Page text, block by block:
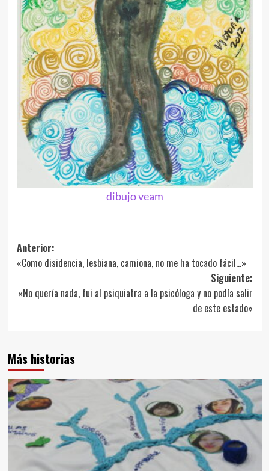
dibujo veam
Navegación
de
entradas
Anterior:
«Como disidencia, lesbiana, camiona, no me ha tocado fácil…»
Siguiente:
«No quería nada, fui al psiquiatra a la psicóloga y no podía salir
de este estado»
Más historias